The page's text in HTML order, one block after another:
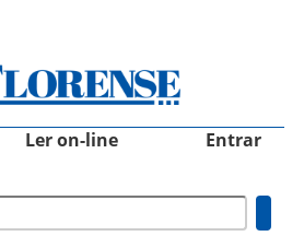
Ler on-line Entrar